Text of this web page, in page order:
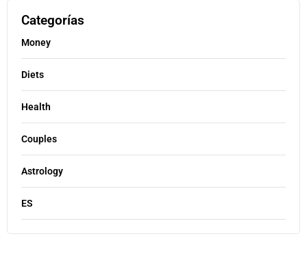
Categorías
Money
Diets
Health
Couples
Astrology
ES